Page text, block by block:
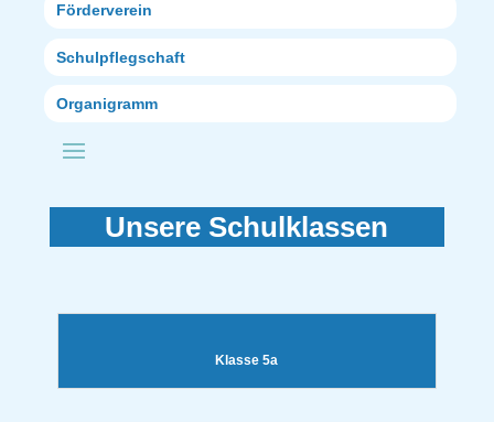
Förderverein
Schulpflegschaft
Organigramm
Unsere Schulklassen
Klasse 5a